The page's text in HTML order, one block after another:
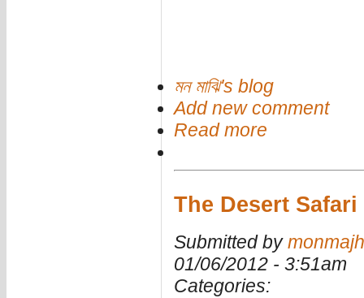
মন মাঝি's blog
Add new comment
Read more
The Desert Safari
Submitted by
01/06/2012 - 3:51am
Categories: